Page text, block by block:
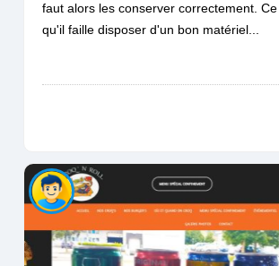
faut alors les conserver correctement.
qu'il faille disposer d'un bon matériel...